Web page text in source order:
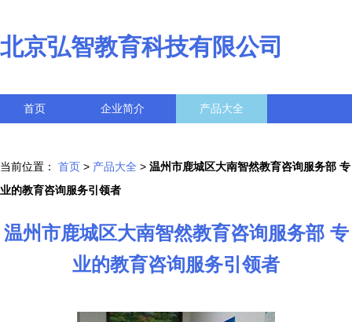
北京弘智教育科技有限公司
首页 企业简介 产品大全
当前位置： 首页 > 产品大全 > 温州市鹿城区大南智然教育咨询服务部 专
业的教育咨询服务引领者
温州市鹿城区大南智然教育咨询服务部 专
业的教育咨询服务引领者